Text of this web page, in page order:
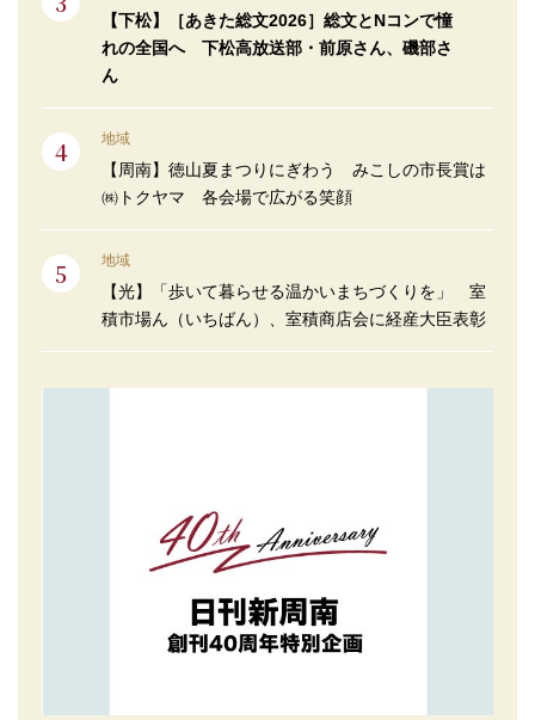
【下松】［あきた総文2026］総文とNコンで憧
れの全国へ 下松高放送部・前原さん、磯部さ
ん
地域
【周南】徳山夏まつりにぎわう みこしの市長賞は
㈱トクヤマ 各会場で広がる笑顔
地域
【光】「歩いて暮らせる温かいまちづくりを」 室
積市場ん（いちばん）、室積商店会に経産大臣表彰